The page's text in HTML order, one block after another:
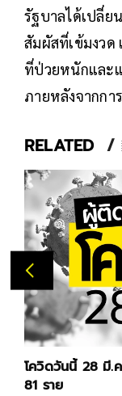
รัฐบาลได้เปลี่ย
สัมผัสที่เข้มงวด
ที่ป่วยหนักและ
ภายหลังจากกา
RELATED
โควิดวันนี้ 28 มี.ค. 65 ติดเ
81 ราย